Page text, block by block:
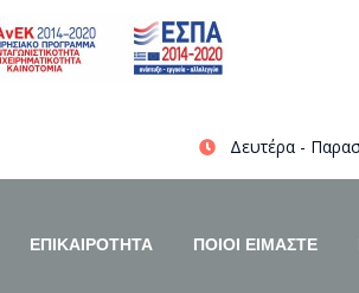
Δευτέρα -
ΕΠΙΚΑΙΡΟΤΗΤΑ ΠΟΙΟΊ ΕΊΜΑΣΤΕ